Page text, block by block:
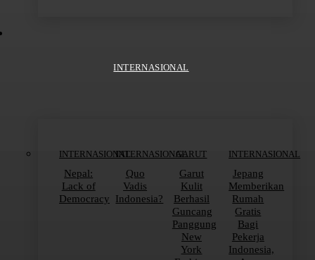
INTERNASIONAL
INTERNASIONAL
Nepal:
Lack of
Democracy
INTERNASIONAL
Quo
Vadis
Indonesia?
GARUT
Garut
Kulit
Berhasil
Guncang
Panggung
New
York
INTERNASIONAL
Jepang
Memberikan
Rumah
Gratis
Bagi
Pekerja
Indonesia,